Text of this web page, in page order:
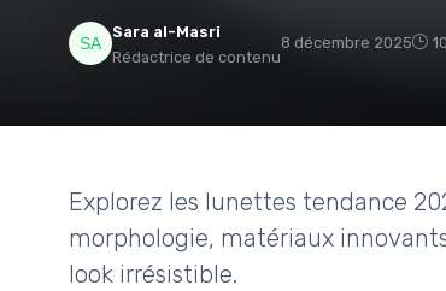
Sara al-Masri
Rédactrice de contenu
8 décembre 2025
Explorez les lunettes tendance
morphologie, matériaux
look irrésistible.